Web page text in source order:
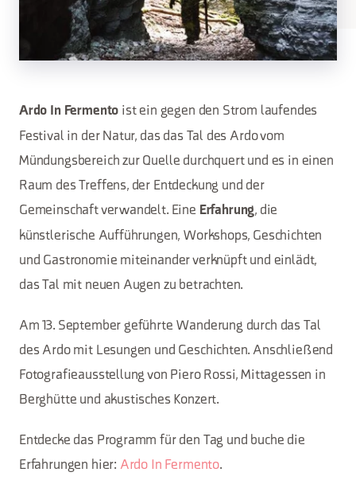
Ardo In Fermento ist ein gegen den Strom laufendes
Festival in der Natur, das das Tal des Ardo vom
Mündungsbereich zur Quelle durchquert und es in einen
Raum des Treffens, der Entdeckung und der
Gemeinschaft verwandelt. Eine Erfahrung, die
künstlerische Aufführungen, Workshops, Geschichten
und Gastronomie miteinander verknüpft und einlädt,
das Tal mit neuen Augen zu betrachten.
Am 13. September geführte Wanderung durch das Tal
des Ardo mit Lesungen und Geschichten. Anschließend
Fotografieausstellung von Piero Rossi, Mittagessen in
Berghütte und akustisches Konzert.
Entdecke das Programm für den Tag und buche die
Erfahrungen hier: Ardo In Fermento.